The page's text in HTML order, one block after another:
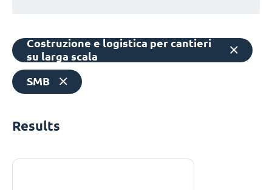
Costruzione e logistica per cantieri
su larga scala
SMB
Results